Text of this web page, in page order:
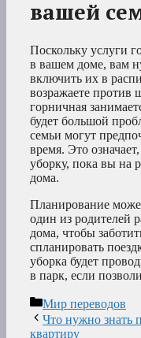
вашей
Поскольку услуги
в вашем доме, вам
включить их в
возражаете против
горничная
будет большой
семьи могут
время. Это
уборку, пока вы на
дома.
Планирование
один из родителей
дома, чтобы
спланировать
уборка будет
в парк, если
Рубрики
Мир переводов
Что нужно знать
квартиру